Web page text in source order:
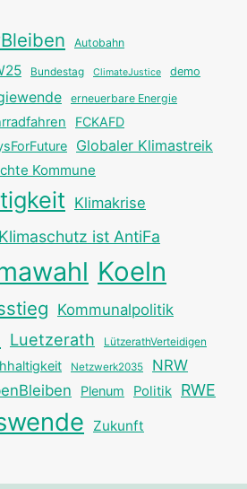
Autobahn
Bundestag ClimateJustice demo
erneuerbare Energie
FCKAFD
Globaler Klimastreik
Kommune
Klimakrise
Klimaschutz ist AntiFa
Koeln
Kommunalpolitik
Luetzerath LützerathVerteidigen
Netzwerk2035 NRW
Plenum Politik RWE
Zukunft